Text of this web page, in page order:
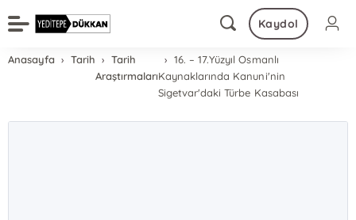
Kaydol
Anasayfa Tarih
Tarih
Araştırmaları
16. – 17.Yüzyıl Osmanlı
Kaynaklarında Kanuni'nin
Sigetvar'daki Türbe Kasabası